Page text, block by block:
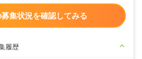
集状況を確認してみる
履歴